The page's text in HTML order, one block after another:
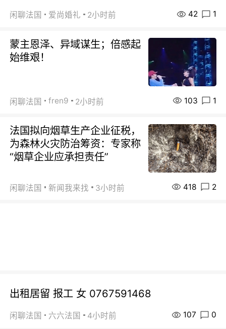
闲聊法国 爱尚婚礼 2小时前 42 1
蒙主恩泽、异域谋生；倍感起
始维艰！
闲聊法国 fren9 2小时前 103 1
法国拟向烟草生产企业征税，
为森林火灾防治筹资：专家称
“烟草企业应承担责任”
闲聊法国 新闻我来找 3小时前 418 2
出租居留 报工 女 0767591468
闲聊法国 六六法国 4小时前 107 0